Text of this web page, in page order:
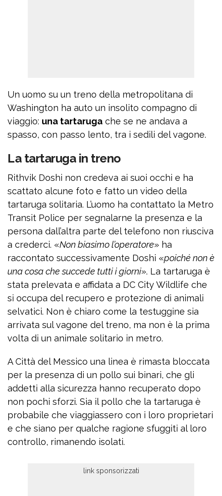
Un uomo su un treno della metropolitana di
Washington ha auto un insolito compagno di
viaggio: una tartaruga che se ne andava a
spasso, con passo lento, tra i sedili del vagone.
La tartaruga in treno
Rithvik Doshi non credeva ai suoi occhi e ha
scattato alcune foto e fatto un video della
tartaruga solitaria. L’uomo ha contattato la Metro
Transit Police per segnalarne la presenza e la
persona dall’altra parte del telefono non riusciva
a crederci. «Non biasimo l’operatore» ha
raccontato successivamente Doshi «poiché non è
una cosa che succede tutti i giorni». La tartaruga è
stata prelevata e affidata a DC City Wildlife che
si occupa del recupero e protezione di animali
selvatici. Non è chiaro come la testuggine sia
arrivata sul vagone del treno, ma non è la prima
volta di un animale solitario in metro.
A Città del Messico una linea è rimasta bloccata
per la presenza di un pollo sui binari, che gli
addetti alla sicurezza hanno recuperato dopo
non pochi sforzi. Sia il pollo che la tartaruga è
probabile che viaggiassero con i loro proprietari
e che siano per qualche ragione sfuggiti al loro
controllo, rimanendo isolati.